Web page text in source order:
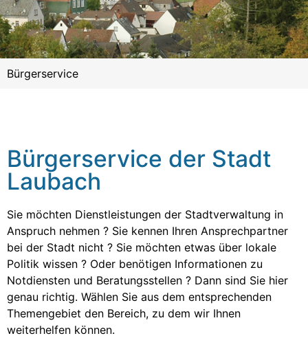
Bürgerservice
Bürgerservice der Stadt
Laubach
Sie möchten Dienstleistungen der Stadtverwaltung in
Anspruch nehmen ? Sie kennen Ihren Ansprechpartner
bei der Stadt nicht ? Sie möchten etwas über lokale
Politik wissen ? Oder benötigen Informationen zu
Notdiensten und Beratungsstellen ? Dann sind Sie hier
genau richtig. Wählen Sie aus dem entsprechenden
Themengebiet den Bereich, zu dem wir Ihnen
weiterhelfen können.